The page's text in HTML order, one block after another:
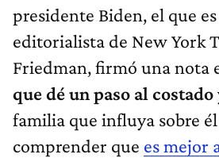
presidente Biden, el que
editorialista de New York
Friedman, firmó una nota
que dé un paso al costado
familia que influya sobre
comprender que es mejor